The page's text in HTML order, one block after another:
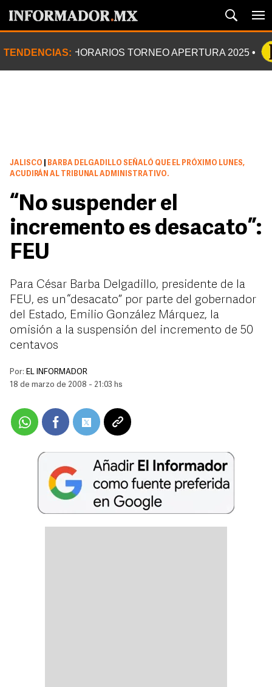
TENDENCIAS: HORARIOS TORNEO APERTURA 2025
JALISCO
BARBA DELGADILLO SEÑALÓ QUE EL PRÓXIMO LUNES,
ACUDIRÁN AL TRIBUNAL ADMINISTRATIVO.
“No suspender el
incremento es desacato”:
FEU
Para César Barba Delgadillo, presidente de la
FEU, es un “desacato” por parte del gobernador
del Estado, Emilio González Márquez, la
omisión a la suspensión del incremento de 50
centavos
Por: EL INFORMADOR
18 de marzo de 2008 - 21:03 hs